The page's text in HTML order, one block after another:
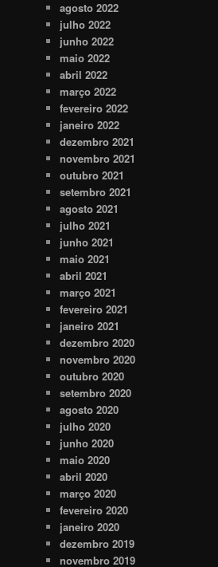
agosto 2022
julho 2022
junho 2022
maio 2022
abril 2022
março 2022
fevereiro 2022
janeiro 2022
dezembro 2021
novembro 2021
outubro 2021
setembro 2021
agosto 2021
julho 2021
junho 2021
maio 2021
abril 2021
março 2021
fevereiro 2021
janeiro 2021
dezembro 2020
novembro 2020
outubro 2020
setembro 2020
agosto 2020
julho 2020
junho 2020
maio 2020
abril 2020
março 2020
fevereiro 2020
janeiro 2020
dezembro 2019
novembro 2019